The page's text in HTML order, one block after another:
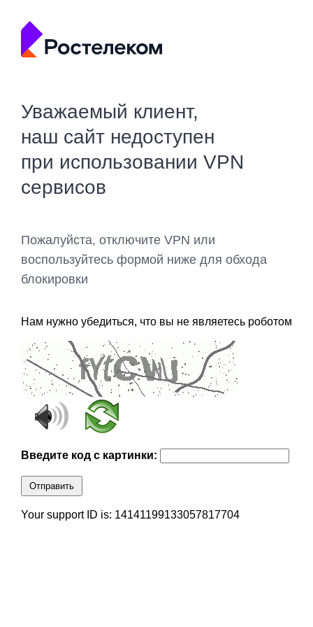
Уважаемый клиент,
наш сайт недоступен
при использовании VPN
сервисов
Пожалуйста, отключите VPN или
воспользуйтесь формой ниже для обхода
блокировки
Нам нужно убедиться, что вы не являетесь роботом
Введите код с картинки:
Отправить
Your support ID is: 14141199133057817704